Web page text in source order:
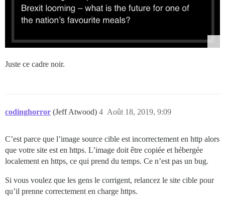
Juste ce cadre noir.
codinghorror (Jeff Atwood) Août 18, 2019, 9:09
4
C’est parce que l’image source cible est incorrectement en http alors
que votre site est en https. L’image doit être copiée et hébergée
localement en https, ce qui prend du temps. Ce n’est pas un bug.
Si vous voulez que les gens le corrigent, relancez le site cible pour
qu’il prenne correctement en charge https.